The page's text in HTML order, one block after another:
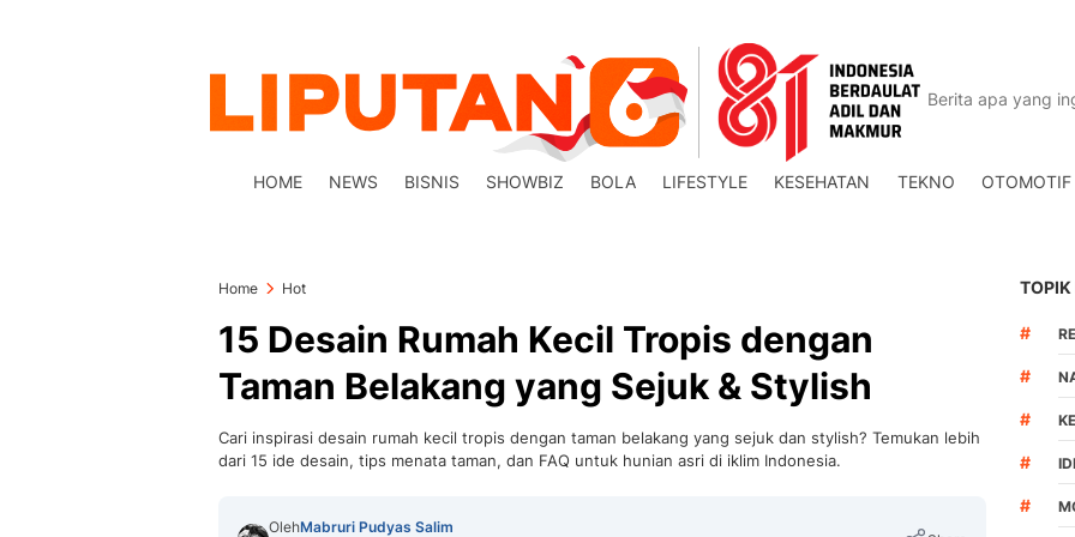
HOME NEWS BISNIS SHOWBIZ BOLA LIFESTYLE KESEHATAN TEKNO OTOMOTIF
Home Hot
15 Desain Rumah Kecil Tropis dengan
Taman Belakang yang Sejuk & Stylish
Cari inspirasi desain rumah kecil tropis dengan taman belakang yang sejuk dan stylish? Temukan lebih
dari 15 ide desain, tips menata taman, dan FAQ untuk hunian asri di iklim Indonesia.
OlehMabruri Pudyas Salim
TOPIK
#
#
#
#
#